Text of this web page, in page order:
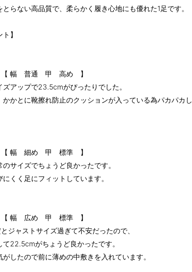
らない高品質で、柔らかく履き心地にも優れた1足です。
】
【 幅 普通 甲 高め 】
アップで23.5cmがぴったりでした。
かかとに靴擦れ防止のクッションが入っている為パカパカし
【 幅 細め 甲 標準 】
サイズでちょうど良かったです。
くく足にフィットしています。
【 幅 広め 甲 標準 】
ジャストサイズ過ぎて不安だったので、
22.5cmがちょうど良かったです。
したので前に薄めの中敷きを入れています。